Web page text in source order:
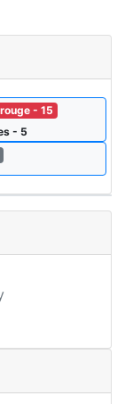
rouge - 15
- 5